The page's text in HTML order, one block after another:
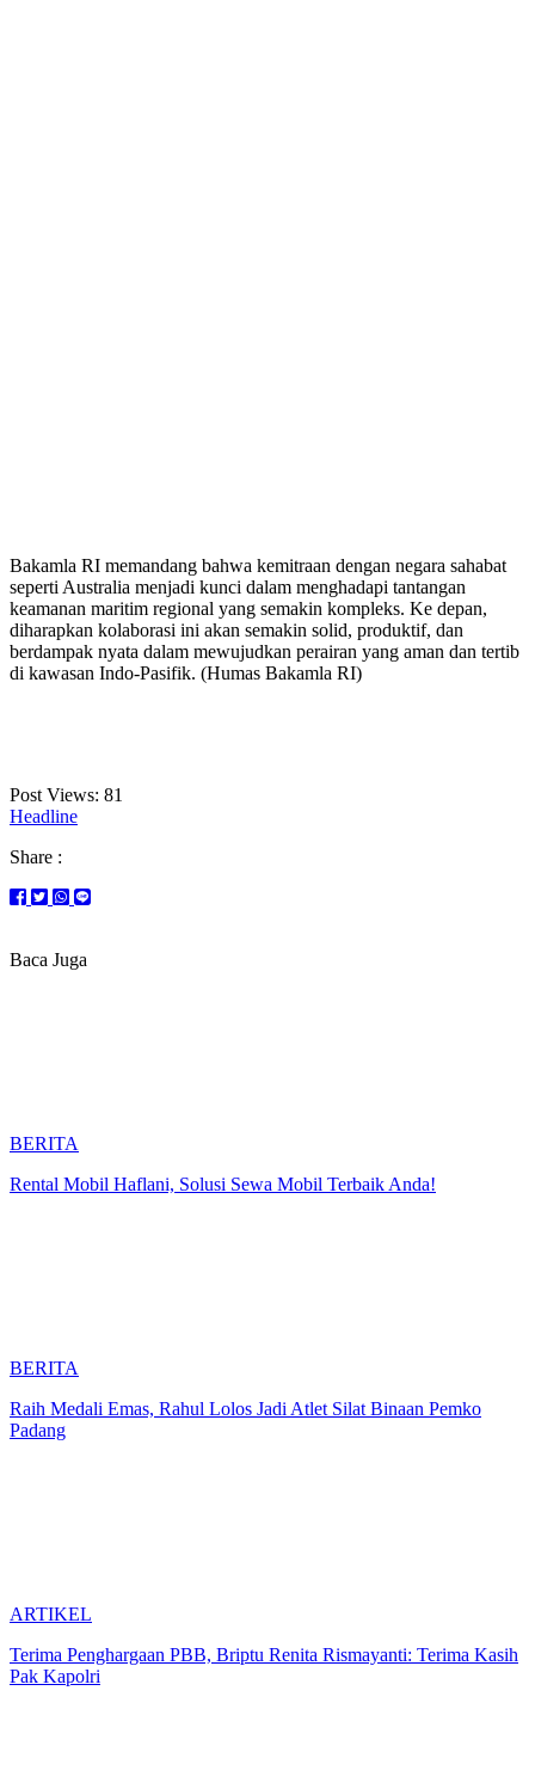
Bakamla RI memandang bahwa kemitraan dengan negara sahabat
seperti Australia menjadi kunci dalam menghadapi tantangan
keamanan maritim regional yang semakin kompleks. Ke depan,
diharapkan kolaborasi ini akan semakin solid, produktif, dan
berdampak nyata dalam mewujudkan perairan yang aman dan tertib
di kawasan Indo-Pasifik. (Humas Bakamla RI)
Post Views: 81
Headline
Share :
Baca Juga
BERITA
Rental Mobil Haflani, Solusi Sewa Mobil Terbaik Anda!
BERITA
Raih Medali Emas, Rahul Lolos Jadi Atlet Silat Binaan Pemko
Padang
ARTIKEL
Terima Penghargaan PBB, Briptu Renita Rismayanti: Terima Kasih
Pak Kapolri